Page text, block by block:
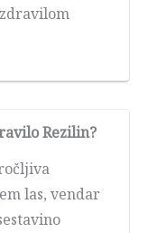
Rezilin?
las, vendar